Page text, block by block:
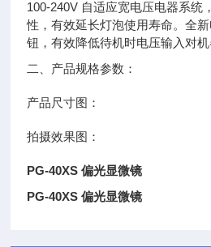
100-240V 自适应宽电压电器系统
性，有效延长灯泡使用寿命。全
钮，有效降低待机时电压输入对机
二、产品规格参数：
产品尺寸图：
拍摄效果图：
PG-40XS偏光显微镜
PG-40XS偏光显微镜